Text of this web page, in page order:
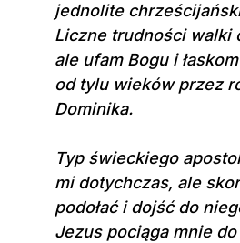
jednolite
Liczne trudności walki
ale ufam Bogu i
od tylu wieków przez
Dominika.
Typ świeckiego
mi dotychczas, ale
podołać i dojść do
Jezus pociąga mnie